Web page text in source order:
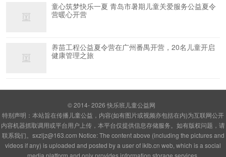
童心筑梦快乐一夏 青岛市暑期儿童关爱服务公益夏令
营暖心开营
养苗工程公益夏令营在广州番禺开营，20名儿童开启
健康管理之旅
© 2014- 2026 快乐班儿童公益网
特别声明：本站旨在传播儿童公益，内容(如有图片或视频亦包括在内)为互联网公开
内容机器抓取调用或平台用户上传，本平台仅提供信息存储服务。如有版权问题，请
联系我们。sxzljz@163.com Notice: The content above (including the pictures and
videos if any) is uploaded and posted by a user of iklb.cn web, which is a social
media platform and only provides information storage services.